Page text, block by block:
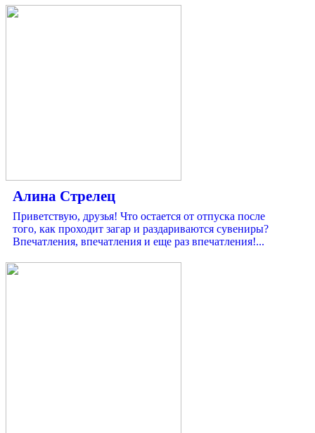
Алина Стрелец
Приветствую, друзья! Что остается от отпуска после
того, как проходит загар и раздариваются сувениры?
Впечатления, впечатления и еще раз впечатления!...